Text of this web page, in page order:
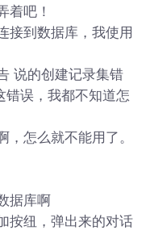
着吧！
接到数据库，我使用
说的创建记录集错
错误，我都不知道怎
怎么就不能用了。
据库啊
按纽，弹出来的对话